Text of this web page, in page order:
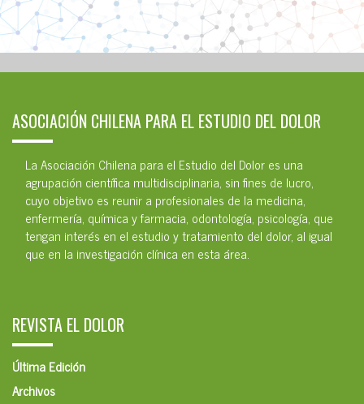
ASOCIACIÓN CHILENA PARA EL ESTUDIO DEL DOLOR
La Asociación Chilena para el Estudio del Dolor es una
agrupación científica multidisciplinaria, sin fines de lucro,
cuyo objetivo es reunir a profesionales de la medicina,
enfermería, química y farmacia, odontología, psicología, que
tengan interés en el estudio y tratamiento del dolor, al igual
que en la investigación clínica en esta área.
REVISTA EL DOLOR
Última Edición
Archivos